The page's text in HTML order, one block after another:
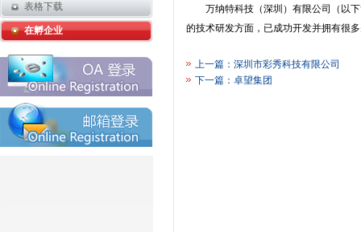
万纳特科技（深圳）有限公司（以
的技术研发方面，已成功开发并拥有很
上一篇： 深圳市彩秀科技有限公司
下一篇： 卓望集团
表格下载
在孵企业